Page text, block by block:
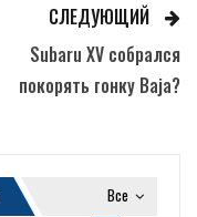
СЛЕДУЮЩИЙ
Subaru XV собрался
покорять гонку Baja?
Все